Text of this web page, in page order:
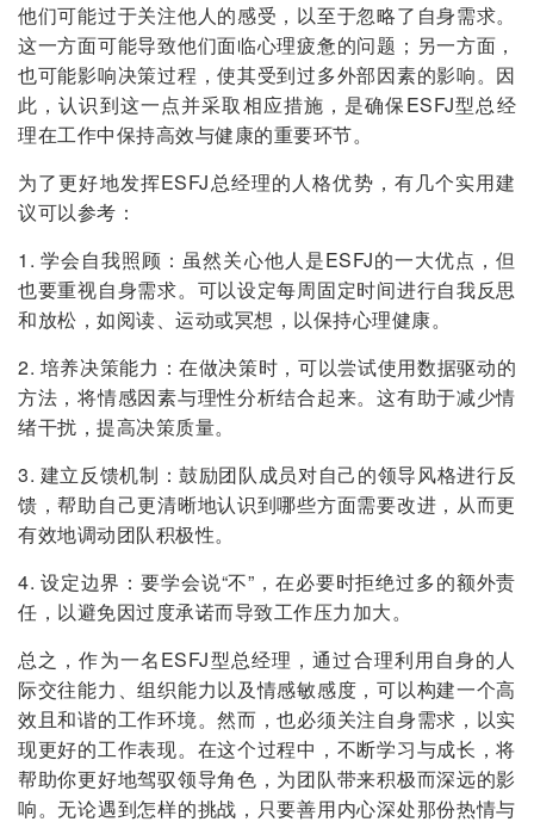
他们可能过于关注他人的感受，以至于忽略了自身需求。
这一方面可能导致他们面临心理疲惫的问题；另一方面，
也可能影响决策过程，使其受到过多外部因素的影响。因
此，认识到这一点并采取相应措施，是确保ESFJ型总经
理在工作中保持高效与健康的重要环节。
为了更好地发挥ESFJ总经理的人格优势，有几个实用建
议可以参考：
1. 学会自我照顾：虽然关心他人是ESFJ的一大优点，但
也要重视自身需求。可以设定每周固定时间进行自我反思
和放松，如阅读、运动或冥想，以保持心理健康。
2. 培养决策能力：在做决策时，可以尝试使用数据驱动的
方法，将情感因素与理性分析结合起来。这有助于减少情
绪干扰，提高决策质量。
3. 建立反馈机制：鼓励团队成员对自己的领导风格进行反
馈，帮助自己更清晰地认识到哪些方面需要改进，从而更
有效地调动团队积极性。
4. 设定边界：要学会说“不”，在必要时拒绝过多的额外责
任，以避免因过度承诺而导致工作压力加大。
总之，作为一名ESFJ型总经理，通过合理利用自身的人
际交往能力、组织能力以及情感敏感度，可以构建一个高
效且和谐的工作环境。然而，也必须关注自身需求，以实
现更好的工作表现。在这个过程中，不断学习与成长，将
帮助你更好地驾驭领导角色，为团队带来积极而深远的影
响。无论遇到怎样的挑战，只要善用内心深处那份热情与